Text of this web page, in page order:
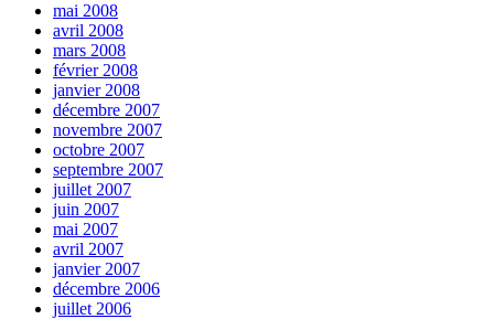
mai 2008
avril 2008
mars 2008
février 2008
janvier 2008
décembre 2007
novembre 2007
octobre 2007
septembre 2007
juillet 2007
juin 2007
mai 2007
avril 2007
janvier 2007
décembre 2006
juillet 2006